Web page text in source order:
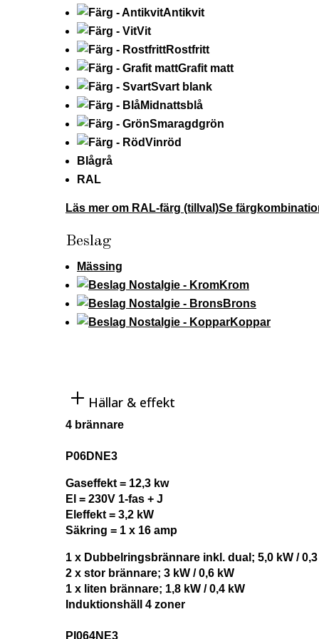
Antikvit
Vit
Rostfritt
Grafit matt
Svart blank
Midnattsblå
Smaragdgrön
Vinröd
Blågrå
RAL
Läs mer om RAL-färg (tillval)Se
Beslag
Mässing
Krom
Brons
Koppar
Hällar & effekt
4 brännare
P06DNE3
Gaseffekt = 12,3 kw
El = 230V 1-fas + J
Eleffekt = 3,2 kW
Säkring = 1 x 16 amp
1 x Dubbelringsbrännare inkl. dual; 5,0 kW /
2 x stor brännare; 3 kW / 0,6 kW
1 x liten brännare; 1,8 kW / 0,4 kW
Induktionshäll 4 zoner
PI064NE3